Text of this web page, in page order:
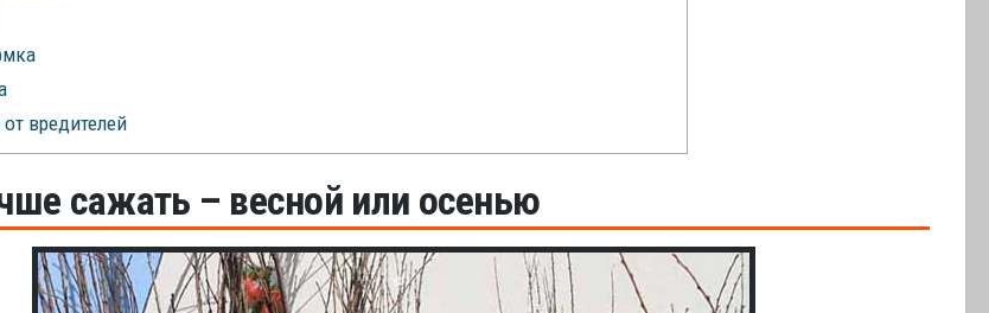
вредителей
сажать – весной или осенью